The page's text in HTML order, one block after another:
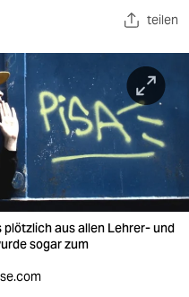
teilen
plötzlich aus allen Lehrer- und
sogar zum